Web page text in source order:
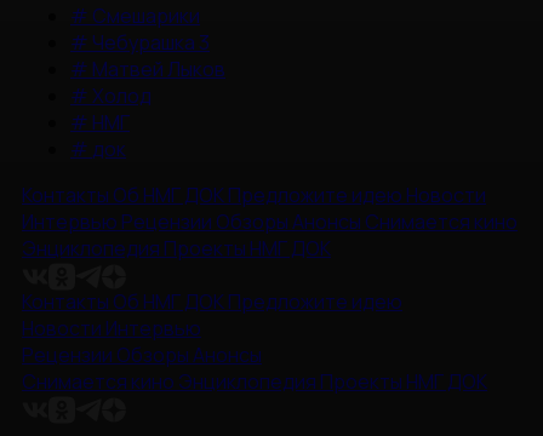
# Смешарики
# Чебурашка 3
# Матвей Лыков
#Холод
# НМГ
# док
Контакты Об НМГ ДОКПредложите идею Новости
Интервью Рецензии ОбзорыАнонсы Снимается кино
Энциклопедия Проекты НМГ ДОК
Контакты Об НМГ ДОКПредложите идею
Новости Интервью
Рецензии ОбзорыАнонсы
Снимается кино Энциклопедия Проекты НМГ ДОК